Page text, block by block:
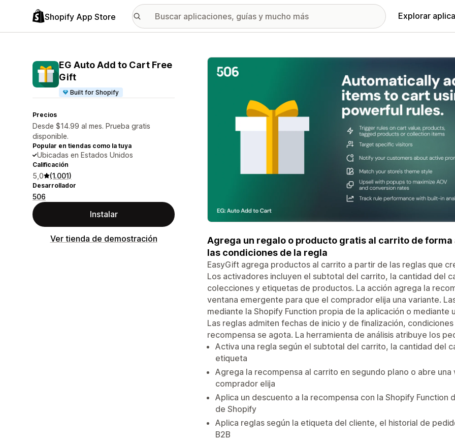
Shopify App Store Explorar
EG Auto Add to Cart Free
Gift
Built for Shopify
Precios
Desde $14.99 al mes. Prueba gratis
disponible.
Popular en tiendas como la tuya
Ubicadas en Estados Unidos
Calificación
5,0 (1.001)
Desarrollador
506
Instalar
Ver tienda de demostración
Galería de imágenes destacadas
Agrega un regalo o producto gratis al carrito de
las condiciones de la regla
EasyGift agrega productos al carrito a partir de las reglas que
Los activadores incluyen el subtotal del carrito, la cantidad del
colecciones y etiquetas de productos. La acción agrega la
ventana emergente para que el comprador elija una variante.
mediante la Shopify Function propia de la aplicación o
Las reglas admiten fechas de inicio y de finalización,
recompensa se agota. La herramienta de análisis atribuye los
Activa una regla según el subtotal del carrito, la cantidad del
etiqueta
Agrega la recompensa al carrito en segundo plano o abre
comprador elija
Aplica un descuento a la recompensa con la Shopify Function
de Shopify
Aplica reglas según la etiqueta del cliente, el historial de
B2B